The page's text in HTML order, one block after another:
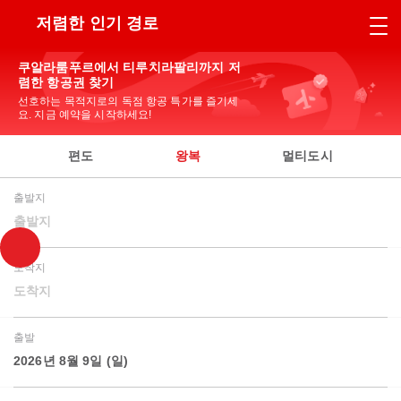
저렴한 인기 경로
쿠알라룸푸르에서 티루치라팔리까지 저
렴한 항공권 찾기
선호하는 목적지로의 독점 항공 특가를 즐기세
요. 지금 예약을 시작하세요!
편도 왕복 멀티도시
출발지
출발지
도착지
도착지
출발
2026년 8월 9일 (일)